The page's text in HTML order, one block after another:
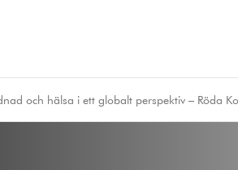
och hälsa i ett globalt perspektiv – Röda